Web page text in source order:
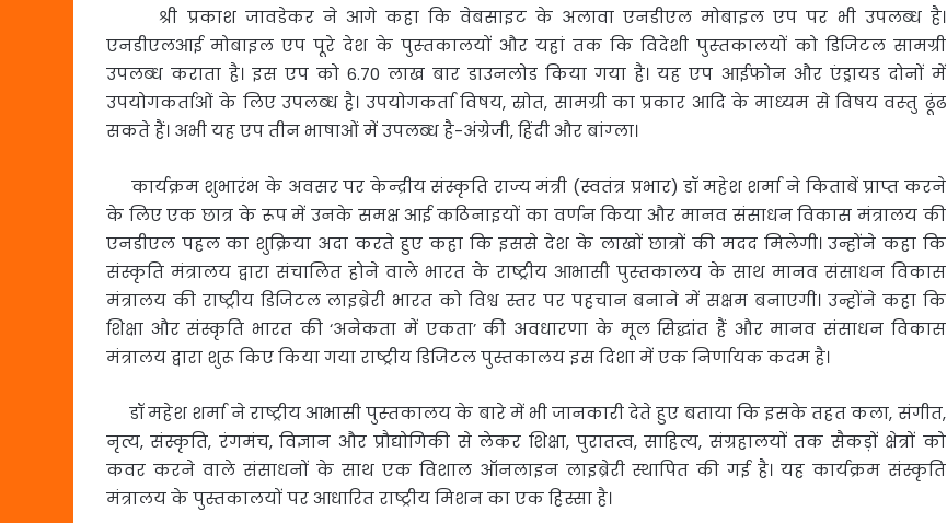
श्री प्रकाश जावडेकर ने आगे कहा कि वेबसाइट के अलावा एनडीएल मोबाइल एप पर भी उपलब्‍ध है।
एनडीएलआई मोबाइल एप पूरे देश के पुस्‍तकालयों और यहां तक कि विदेशी पुस्‍तकालयों को डिजिटल सामग्री
उपलब्‍ध कराता है। इस एप को 6.70 लाख बार डाउनलोड किया गया है। यह एप आईफोन और एंड्रायड दोनों में
उपयोगकर्ताओं के लिए उपलब्‍ध है। उपयोगकर्ता विषय, स्रोत, सामग्री का प्रकार आदि के माध्‍यम से विषय वस्‍तु ढूंढ
सकते हैं। अभी यह एप तीन भाषाओं में उपलब्‍ध है-अंग्रेजी, हिंदी और बांग्‍ला।
कार्यक्रम शुभारंभ के अवसर पर केन्‍द्रीय संस्कृति राज्य मंत्री (स्वतंत्र प्रभार) डॉ महेश शर्मा ने किताबें प्राप्त करने
के लिए एक छात्र के रूप में उनके समक्ष आई कठिनाइयों का वर्णन किया और मानव संसाधन विकास मंत्रालय की
एनडीएल पहल का शुक्रिया अदा करते हुए कहा कि इससे देश के लाखों छात्रों की मदद मिलेगी। उन्होंने कहा कि
संस्कृति मंत्रालय द्वारा संचालित होने वाले भारत के राष्ट्रीय आभासी पुस्‍तकालय के साथ मानव संसाधन विकास
मंत्रालय की राष्ट्रीय डिजिटल लाइब्रेरी भारत को विश्व स्तर पर पहचान बनाने में सक्षम बनाएगी। उन्होंने कहा कि
शिक्षा और संस्कृति भारत की ‘अनेकता में एकता’ की अवधारणा के मूल सिद्धांत हैं और मानव संसाधन विकास
मंत्रालय द्वारा शुरू किए किया गया राष्ट्रीय डिजिटल पुस्तकालय इस दिशा में एक निर्णायक कदम है।
डॉ महेश शर्मा ने राष्ट्रीय आभासी पुस्‍तकालय के बारे में भी जानकारी देते हुए बताया कि इसके तहत कला, संगीत,
नृत्य, संस्कृति, रंगमंच, विज्ञान और प्रौद्योगिकी से लेकर शिक्षा, पुरातत्व, साहित्य, संग्रहालयों तक सैकड़ों क्षेत्रों को
कवर करने वाले संसाधनों के साथ एक विशाल ऑनलाइन लाइब्रेरी स्थापित की गई है। यह कार्यक्रम संस्कृति
मंत्रालय के पुस्तकालयों पर आधारित राष्ट्रीय मिशन का एक हिस्सा है।